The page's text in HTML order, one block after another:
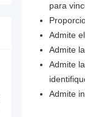
para
Admite
Admite
Admite
Admite